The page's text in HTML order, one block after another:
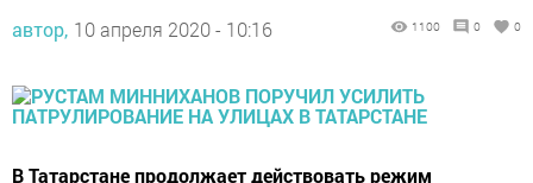
автор, 10 апреля 2020 - 10:16 1100 0 0
В Татарстане продолжает действовать режим